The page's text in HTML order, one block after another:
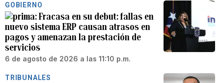
GOBIERNO
Fracasa en su debut: fallas en
nuevo sistema ERP causan atrasos en
pagos y amenazan la prestación de
servicios
6 de agosto de 2026 a las 11:10 p.m.
TRIBUNALES